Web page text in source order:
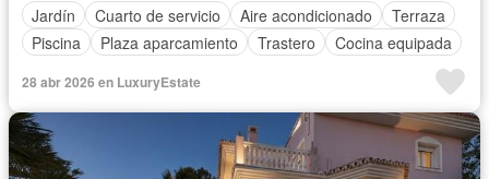
Jardín
Cuarto de servicio Aire acondicionado
Terraza
Piscina
Plaza aparcamiento Trastero Cocina equipada
28 abr 2026 en LuxuryEstate